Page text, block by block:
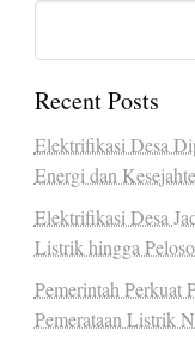
Recent Posts
Elektrifikasi Desa
Energi dan
Elektrifikasi Desa
Listrik hingga
Pemerintah Perkuat
Pemerataan Listrik